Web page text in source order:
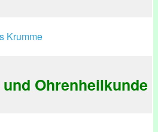
Krumme
Ohrenheilkunde